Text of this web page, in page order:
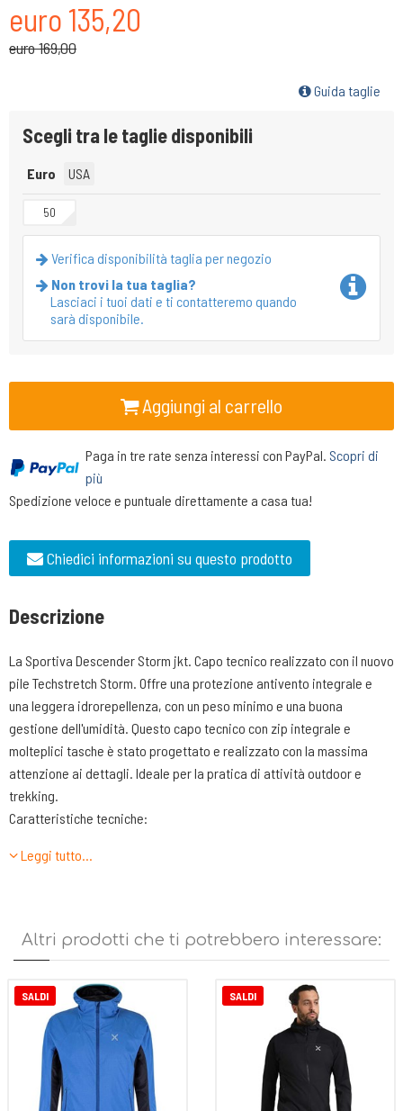
euro 135,20
euro 169,00
Guida taglie
Scegli tra le taglie disponibili
Euro USA
50
Verifica disponibilità taglia per negozio
Non trovi la tua taglia?
Lasciaci i tuoi dati e ti contatteremo quando
sarà disponibile.
Aggiungi al carrello
Paga in tre rate senza interessi con PayPal. Scopri di
più
Spedizione veloce e puntuale direttamente a casa tua!
Chiedici informazioni su questo prodotto
Descrizione
La Sportiva Descender Storm jkt. Capo tecnico realizzato con il nuovo
pile Techstretch Storm. Offre una protezione antivento integrale e
una leggera idrorepellenza, con un peso minimo e una buona
gestione dell'umidità. Questo capo tecnico con zip integrale e
molteplici tasche è stato progettato e realizzato con la massima
attenzione ai dettagli. Ideale per la pratica di attività outdoor e
trekking.
Caratteristiche tecniche:
Polsino con inserto elastico
Antivento
Pile pesante con cappuccio e zip integrale
Fit:
REGULAR
Fabric:
WSH03 91% recycled polyester 9% elastane>sleeves cuffs: KSH09
83% recycled polyester 17% elastane>chest pocket: WSM08 85%
Leggi tutto…
Altri prodotti che ti potrebbero interessare:
SALDI SALDI